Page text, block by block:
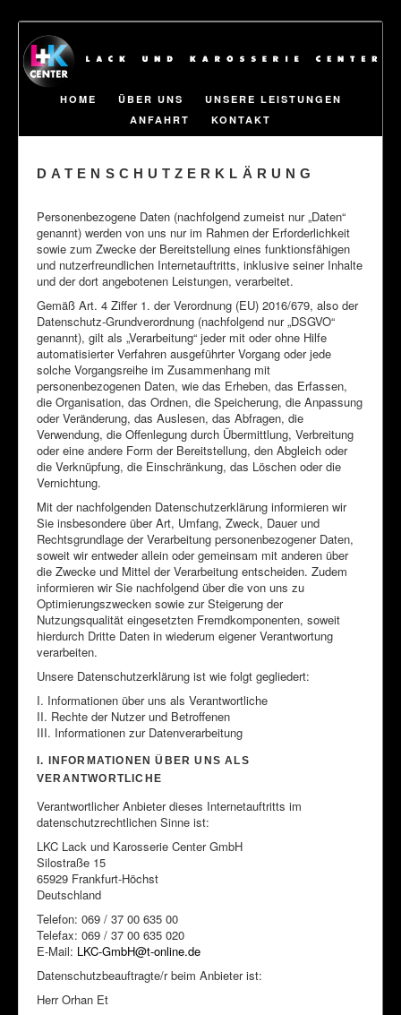
HOME ÜBER UNS
UNSERE LEISTUNGEN
ANFAHRT
KONTAKT
DATENSCHUTZERKLÄRUNG
Personenbezogene Daten (nachfolgend zumeist nur „Daten“
genannt) werden von uns nur im Rahmen der Erforderlichkeit
sowie zum Zwecke der Bereitstellung eines funktionsfähigen
und nutzerfreundlichen Internetauftritts, inklusive seiner Inhalte
und der dort angebotenen Leistungen, verarbeitet.
Gemäß Art. 4 Ziffer 1. der Verordnung (EU) 2016/679, also der
Datenschutz-Grundverordnung (nachfolgend nur „DSGVO“
genannt), gilt als „Verarbeitung“ jeder mit oder ohne Hilfe
automatisierter Verfahren ausgeführter Vorgang oder jede
solche Vorgangsreihe im Zusammenhang mit
personenbezogenen Daten, wie das Erheben, das Erfassen,
die Organisation, das Ordnen, die Speicherung, die Anpassung
oder Veränderung, das Auslesen, das Abfragen, die
Verwendung, die Offenlegung durch Übermittlung, Verbreitung
oder eine andere Form der Bereitstellung, den Abgleich oder
die Verknüpfung, die Einschränkung, das Löschen oder die
Vernichtung.
Mit der nachfolgenden Datenschutzerklärung informieren wir
Sie insbesondere über Art, Umfang, Zweck, Dauer und
Rechtsgrundlage der Verarbeitung personenbezogener Daten,
soweit wir entweder allein oder gemeinsam mit anderen über
die Zwecke und Mittel der Verarbeitung entscheiden. Zudem
informieren wir Sie nachfolgend über die von uns zu
Optimierungszwecken sowie zur Steigerung der
Nutzungsqualität eingesetzten Fremdkomponenten, soweit
hierdurch Dritte Daten in wiederum eigener Verantwortung
verarbeiten.
Unsere Datenschutzerklärung ist wie folgt gegliedert:
I. Informationen über uns als Verantwortliche
II. Rechte der Nutzer und Betroffenen
III. Informationen zur Datenverarbeitung
I. INFORMATIONEN ÜBER UNS ALS
VERANTWORTLICHE
Verantwortlicher Anbieter dieses Internetauftritts im
datenschutzrechtlichen Sinne ist:
LKC Lack und Karosserie Center GmbH
Silostraße 15
65929 Frankfurt-Höchst
Deutschland
Telefon: 069 / 37 00 635 00
Telefax: 069 / 37 00 635 020
E-Mail: LKC-GmbH@t-online.de
Datenschutzbeauftragte/r beim Anbieter ist:
Herr Orhan Et